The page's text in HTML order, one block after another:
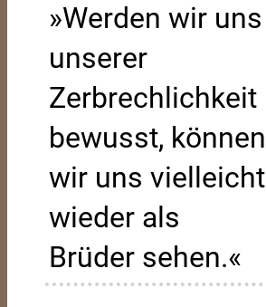
»Werden wir uns
unserer
Zerbrechlichkeit
bewusst, können
wir uns vielleicht
wieder als
Brüder sehen.«